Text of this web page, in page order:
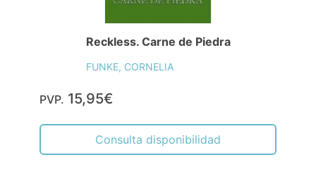
Reckless. Carne de Piedra
FUNKE, CORNELIA
PVP. 15,95€
Consulta disponibilidad